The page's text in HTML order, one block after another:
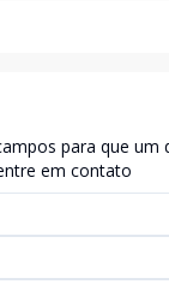
para que um
em contato